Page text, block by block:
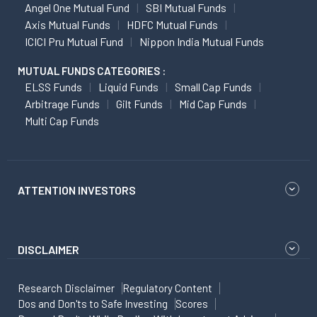
Angel One Mutual Fund
SBI Mutual Funds
Axis Mutual Funds
HDFC Mutual Funds
ICICI Pru Mutual Fund
Nippon India Mutual Funds
MUTUAL FUNDS CATEGORIES :
ELSS Funds Liquid Funds
Small Cap Funds
Arbitrage Funds
Gilt Funds
Mid Cap Funds
Multi Cap Funds
ATTENTION INVESTORS
DISCLAIMER
Research Disclaimer
Regulatory Content
Dos and Don'ts to Safe Investing
Scores